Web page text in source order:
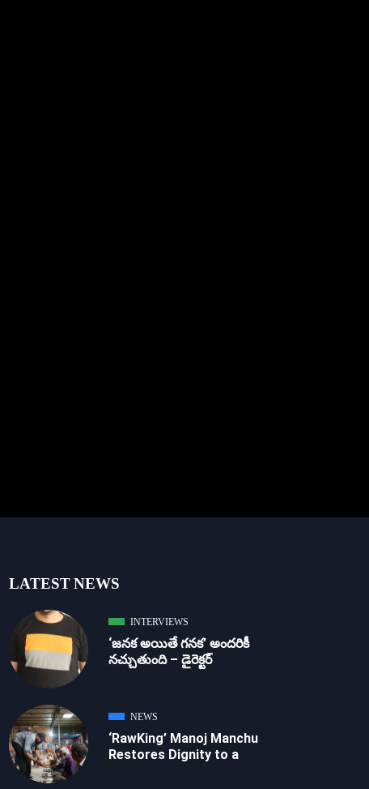
LATEST NEWS
INTERVIEWS
‘జ‌న‌క అయితే గ‌న‌క‌’ అందరికీ
నచ్చుతుంది – డైరెక్ట‌ర్
NEWS
‘RawKing’ Manoj Manchu
Restores Dignity to a